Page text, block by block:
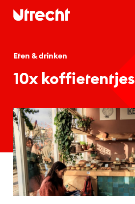
Eten & drinken
10x kof­fietent­jes